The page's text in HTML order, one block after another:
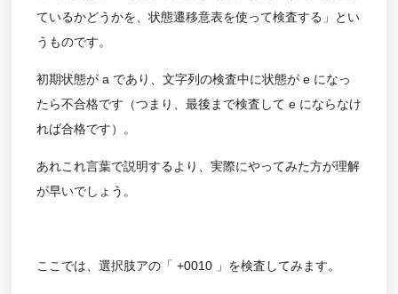
ているかどうかを、状態遷移意表を使って検査する」とい
うものです。
初期状態が a であり、文字列の検査中に状態が e になっ
たら不合格です（つまり、最後まで検査して e にならなけ
れば合格です）。
あれこれ言葉で説明するより、実際にやってみた方が理解
が早いでしょう。
ここでは、選択肢アの「 +0010 」を検査してみます。